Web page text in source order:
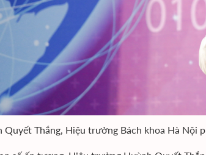
Quyết Thắng, Hiệu trưởng Bách khoa Hà Nội